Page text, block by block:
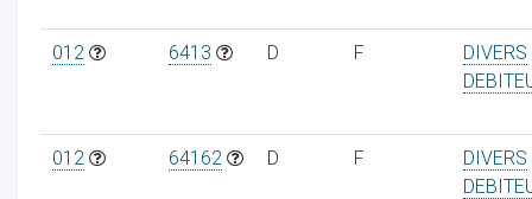
012 6413 D F
DIVERS
012 64162 D F
DIVERS